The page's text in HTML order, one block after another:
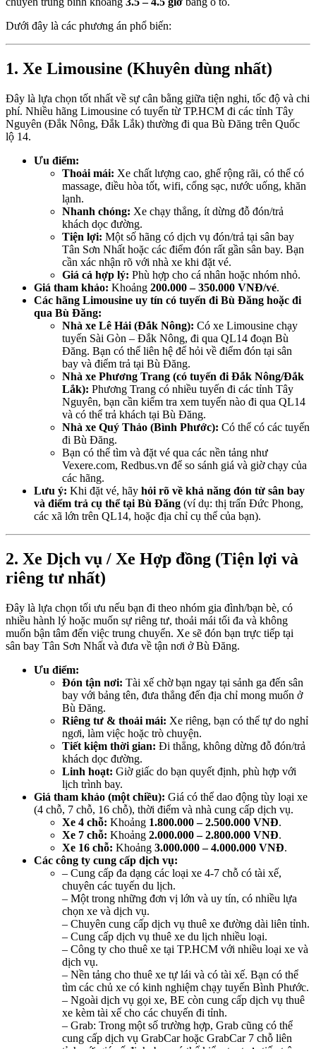
Dưới đây là các phương án phổ biến:
1. Xe Limousine (Khuyên dùng nhất)
Đây là lựa chọn tốt nhất về sự cân bằng giữa tiện nghi, tốc độ và chi
phí. Nhiều hãng Limousine có tuyến từ TP.HCM đi các tỉnh Tây
Nguyên (Đắk Nông, Đắk Lắk) thường đi qua Bù Đăng trên Quốc
lộ 14.
Ưu điểm:
Thoải mái: Xe chất lượng cao, ghế rộng rãi, có thể có
massage, điều hòa tốt, wifi, cổng sạc, nước uống, khăn
lạnh.
Nhanh chóng: Xe chạy thẳng, ít dừng đỗ đón/trả
khách dọc đường.
Tiện lợi: Một số hãng có dịch vụ đón/trả tại sân bay
Tân Sơn Nhất hoặc các điểm đón rất gần sân bay. Bạn
cần xác nhận rõ với nhà xe khi đặt vé.
Giá cả hợp lý: Phù hợp cho cá nhân hoặc nhóm nhỏ.
Giá tham khảo: Khoảng 200.000 – 350.000 VNĐ/vé.
Các hãng Limousine uy tín có tuyến đi Bù Đăng hoặc đi
qua Bù Đăng:
Nhà xe Lê Hải (Đắk Nông): Có xe Limousine chạy
tuyến Sài Gòn – Đắk Nông, đi qua QL14 đoạn Bù
Đăng. Bạn có thể liên hệ để hỏi về điểm đón tại sân
bay và điểm trả tại Bù Đăng.
Nhà xe Phương Trang (có tuyến đi Đắk Nông/Đắk
Lắk): Phương Trang có nhiều tuyến đi các tỉnh Tây
Nguyên, bạn cần kiểm tra xem tuyến nào đi qua QL14
và có thể trả khách tại Bù Đăng.
Nhà xe Quý Thảo (Bình Phước): Có thể có các tuyến
đi Bù Đăng.
Bạn có thể tìm và đặt vé qua các nền tảng như
Vexere.com, Redbus.vn để so sánh giá và giờ chạy của
các hãng.
Lưu ý: Khi đặt vé, hãy hỏi rõ về khả năng đón từ sân bay
và điểm trả cụ thể tại Bù Đăng (ví dụ: thị trấn Đức Phong,
các xã lớn trên QL14, hoặc địa chỉ cụ thể của bạn).
2. Xe Dịch vụ / Xe Hợp đồng (Tiện lợi và
riêng tư nhất)
Đây là lựa chọn tối ưu nếu bạn đi theo nhóm gia đình/bạn bè, có
nhiều hành lý hoặc muốn sự riêng tư, thoải mái tối đa và không
muốn bận tâm đến việc trung chuyển. Xe sẽ đón bạn trực tiếp tại
sân bay Tân Sơn Nhất và đưa về tận nơi ở Bù Đăng.
Ưu điểm:
Đón tận nơi: Tài xế chờ bạn ngay tại sảnh ga đến sân
bay với bảng tên, đưa thẳng đến địa chỉ mong muốn ở
Bù Đăng.
Riêng tư & thoải mái: Xe riêng, bạn có thể tự do nghỉ
ngơi, làm việc hoặc trò chuyện.
Tiết kiệm thời gian: Đi thẳng, không dừng đỗ đón/trả
khách dọc đường.
Linh hoạt: Giờ giấc do bạn quyết định, phù hợp với
lịch trình bay.
Giá tham khảo (một chiều): Giá có thể dao động tùy loại xe
(4 chỗ, 7 chỗ, 16 chỗ), thời điểm và nhà cung cấp dịch vụ.
Xe 4 chỗ: Khoảng 1.800.000 – 2.500.000 VNĐ.
Xe 7 chỗ: Khoảng 2.000.000 – 2.800.000 VNĐ.
Xe 16 chỗ: Khoảng 3.000.000 – 4.000.000 VNĐ.
Các công ty cung cấp dịch vụ:
– Cung cấp đa dạng các loại xe 4-7 chỗ có tài xế,
chuyên các tuyến du lịch.
– Một trong những đơn vị lớn và uy tín, có nhiều lựa
chọn xe và dịch vụ.
– Chuyên cung cấp dịch vụ thuê xe đường dài liên tỉnh.
– Cung cấp dịch vụ thuê xe du lịch nhiều loại.
– Công ty cho thuê xe tại TP.HCM với nhiều loại xe và
dịch vụ.
– Nền tảng cho thuê xe tự lái và có tài xế. Bạn có thể
tìm các chủ xe có kinh nghiệm chạy tuyến Bình Phước.
– Ngoài dịch vụ gọi xe, BE còn cung cấp dịch vụ thuê
xe kèm tài xế cho các chuyến đi tỉnh.
– Grab: Trong một số trường hợp, Grab cũng có thể
cung cấp dịch vụ GrabCar hoặc GrabCar 7 chỗ liên